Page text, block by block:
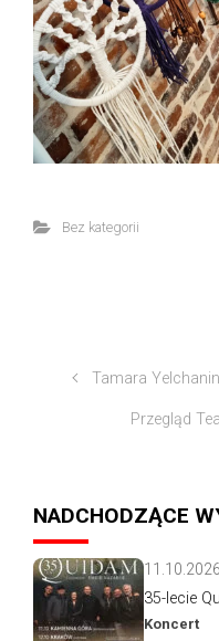
Bez kategorii
Tamara
Przegląd
NADCHODZĄCE
35-lecie
Koncert